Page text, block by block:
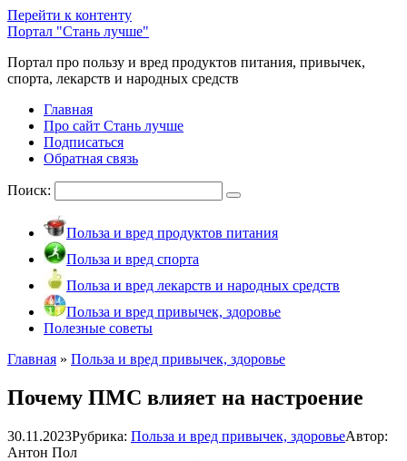
Перейти к контенту
Портал "Стань лучше"
Портал про пользу и вред продуктов питания, привычек,
спорта, лекарств и народных средств
Главная
Про сайт Стань лучше
Подписаться
Обратная связь
Поиск:
Польза и вред продуктов питания
Польза и вред спорта
Польза и вред лекарств и народных средств
Польза и вред привычек, здоровье
Полезные советы
Главная » Польза и вред привычек, здоровье
Почему ПМС влияет на настроение
30.11.2023Рубрика: Польза и вред привычек, здоровьеАвтор:
Антон Пол